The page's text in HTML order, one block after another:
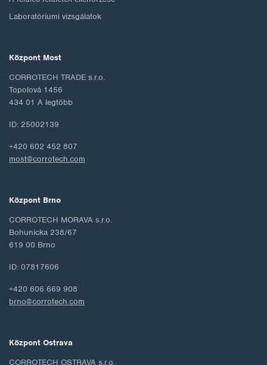
Laboratóriumi vizsgálatok
Központ Most
CORROTECH TRADE s.r.o.
Topolová 1456
434 01 A legtöbb
ID: 25002139
+420 602 452 807
most@corrotech.com
Központ Brno
CORROTECH MORAVA s.r.o.
Bohunicka 238/67
619 00 Brno
ID: 07817606
+420 606 669 908
brno@corrotech.com
Központ Ostrava
CORROTECH OSTRAVA s.r.o.